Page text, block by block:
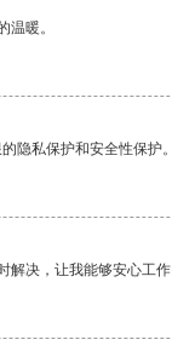
温暖。
隐私保护和安全性保护
解决，让我能够安心工